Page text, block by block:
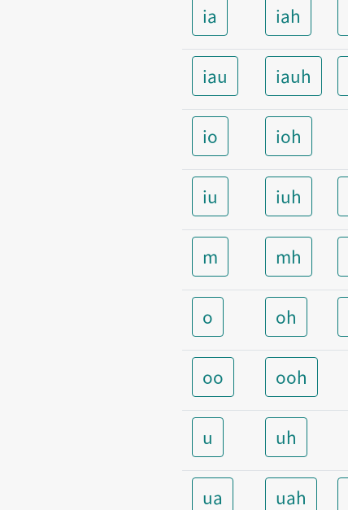
ia iah
iau iauh
io ioh
iu iuh
m mh
o oh
oo ooh
u uh
ua uah